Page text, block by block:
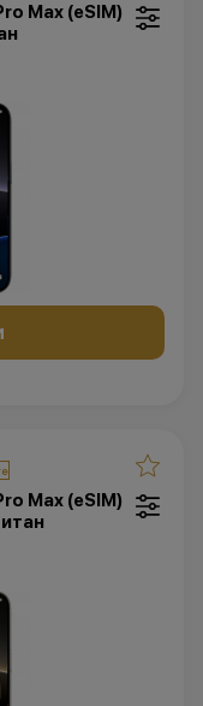
Max (eSIM)
Max (eSIM)